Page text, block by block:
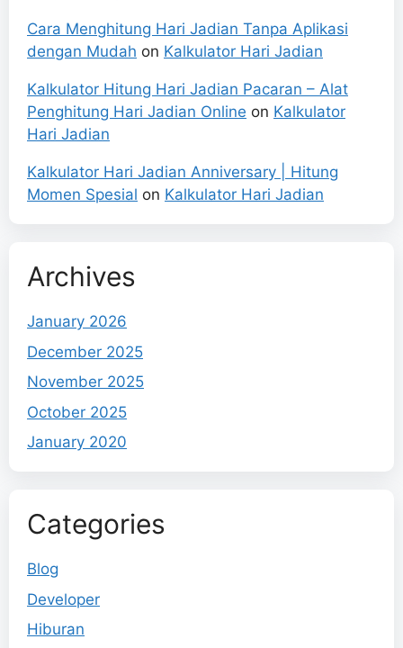
Cara Menghitung Hari Jadian Tanpa Aplikasi
dengan Mudah on Kalkulator Hari Jadian
Kalkulator Hitung Hari Jadian Pacaran – Alat
Penghitung Hari Jadian Online on Kalkulator
Hari Jadian
Kalkulator Hari Jadian Anniversary | Hitung
Momen Spesial on Kalkulator Hari Jadian
Archives
January 2026
December 2025
November 2025
October 2025
January 2020
Categories
Blog
Developer
Hiburan